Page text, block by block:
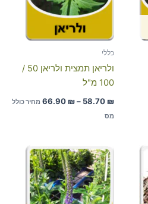
כללי
ולריאן תמצית ולריאן 50 /
100 מ"ל
58.70 ₪
–
66.90 ₪
מחיר כולל
מס